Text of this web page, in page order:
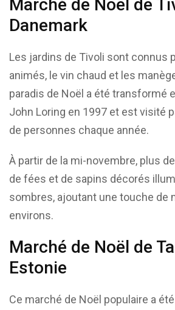
Marché de Noël de
Danemark
Les jardins de Tivoli sont connus
animés, le vin chaud et les
paradis de Noël a été transformé
John Loring en 1997 et est visité
de personnes chaque année.
À partir de la mi-novembre, plus
de fées et de sapins décorés
sombres, ajoutant une touche de
environs.
Marché de Noël de
Estonie
Ce marché de Noël populaire a